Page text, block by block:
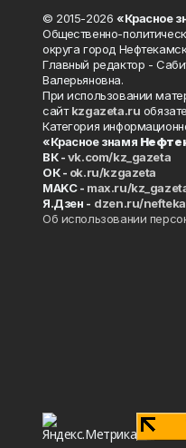
© 2015-2026 «Красное
Общественно-
округа город
Главный редактор -
Валерьяновна.
При использовании
сайтkzgazeta.ru
Категория
«Красное знамя
ВК -vk.com/kz_gazeta
ОК - ok.ru/kzgazeta
MAKC - max.ru/
Я.Дзен - dzen.ru/
Об использовании